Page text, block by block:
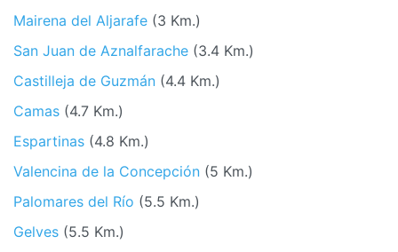
Mairena del Aljarafe (3 Km.)
San Juan de Aznalfarache (3.4 Km.)
Castilleja de Guzmán (4.4 Km.)
Camas (4.7 Km.)
Espartinas (4.8 Km.)
Valencina de la Concepción (5 Km.)
Palomares del Río (5.5 Km.)
Gelves (5.5 Km.)